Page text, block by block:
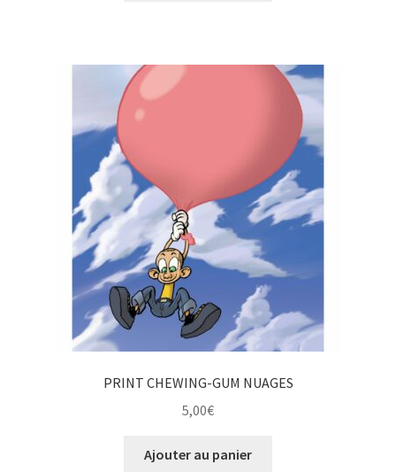
PRINT CHEWING-GUM NUAGES
5,00€
Ajouter au panier